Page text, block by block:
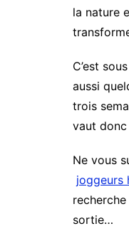
la nature
C’est
aussi
trois
vaut donc
Ne vous
joggeurs
sortie…